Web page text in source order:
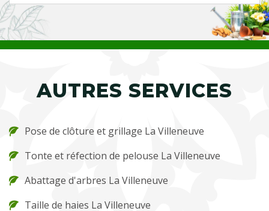
AUTRES SERVICES
Pose de clôture et grillage La Villeneuve
Tonte et réfection de pelouse La Villeneuve
Abattage d'arbres La Villeneuve
Taille de haies La Villeneuve